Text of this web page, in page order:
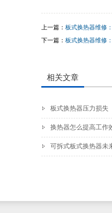
上一篇： 板式换热器维修
下一篇： 板式换热器维修
相关文章
板式换热器压力损失
换热器怎么提高工作
可拆式板式换热器未